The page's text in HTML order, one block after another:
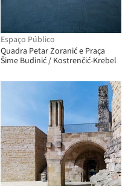
Espaço Público
Quadra Petar Zoranić e Praça
Šime Budinić / Kostrenčić-Krebel